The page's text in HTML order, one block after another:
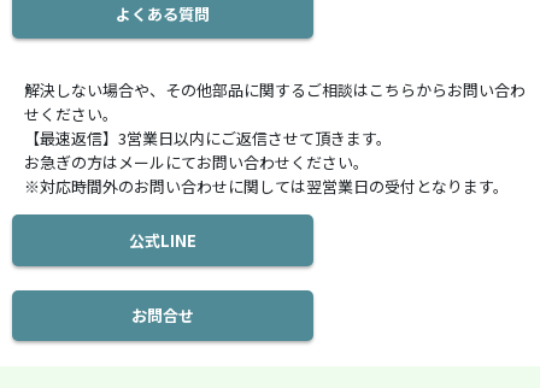
よくある質問
解決しない場合や、その他部品に関するご相談はこちらからお問い合わ
せください。
【最速返信】3営業日以内にご返信させて頂きます。
お急ぎの方はメールにてお問い合わせください。
※対応時間外のお問い合わせに関しては翌営業日の受付となります。
公式LINE
お問合せ